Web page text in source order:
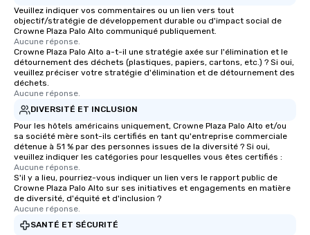
Veuillez indiquer vos commentaires ou un lien vers tout
objectif/stratégie de développement durable ou d'impact social de
Crowne Plaza Palo Alto communiqué publiquement.
Aucune réponse.
Crowne Plaza Palo Alto a-t-il une stratégie axée sur l'élimination et le
détournement des déchets (plastiques, papiers, cartons, etc.) ? Si oui,
veuillez préciser votre stratégie d'élimination et de détournement des
déchets.
Aucune réponse.
DIVERSITÉ ET INCLUSION
Pour les hôtels américains uniquement, Crowne Plaza Palo Alto et/ou
sa société mère sont-ils certifiés en tant qu'entreprise commerciale
détenue à 51 % par des personnes issues de la diversité ? Si oui,
veuillez indiquer les catégories pour lesquelles vous êtes certifiés :
Aucune réponse.
S'il y a lieu, pourriez-vous indiquer un lien vers le rapport public de
Crowne Plaza Palo Alto sur ses initiatives et engagements en matière
de diversité, d'équité et d'inclusion ?
Aucune réponse.
SANTÉ ET SÉCURITÉ